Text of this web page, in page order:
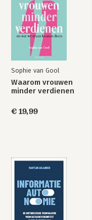
Sophie van Gool
Waarom vrouwen
minder verdienen
€ 19,99